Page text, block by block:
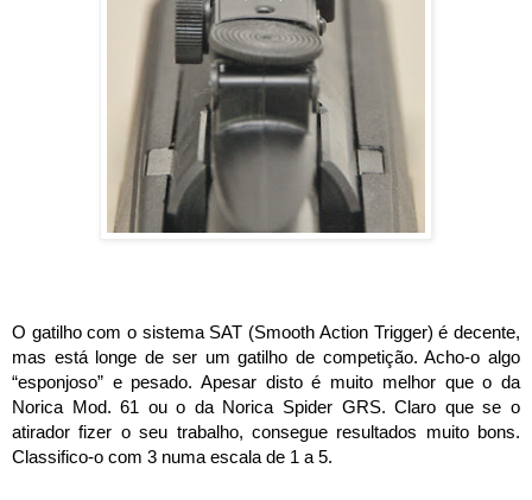
O gatilho com o sistema SAT (Smooth Action Trigger) é decente,
mas está longe de ser um gatilho de competição. Acho-o algo
“esponjoso” e pesado. Apesar disto é muito melhor que o da
Norica Mod. 61 ou o da Norica Spider GRS. Claro que se o
atirador fizer o seu trabalho, consegue resultados muito bons.
Classifico-o com 3 numa escala de 1 a 5.